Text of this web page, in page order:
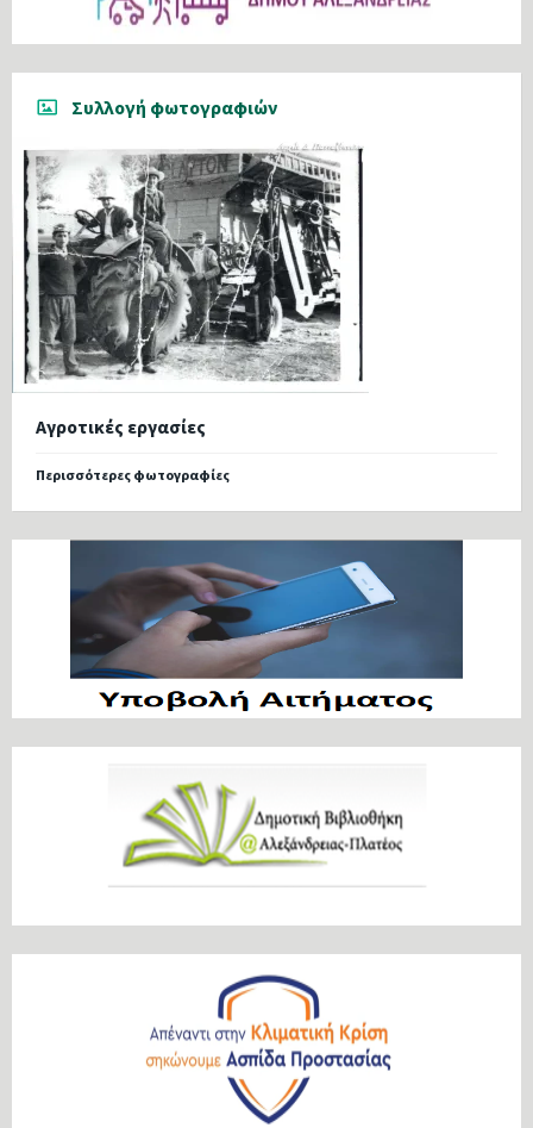
Συλλογή φωτογραφιών
Αγροτικές εργασίες
Περισσότερες φωτογραφίες